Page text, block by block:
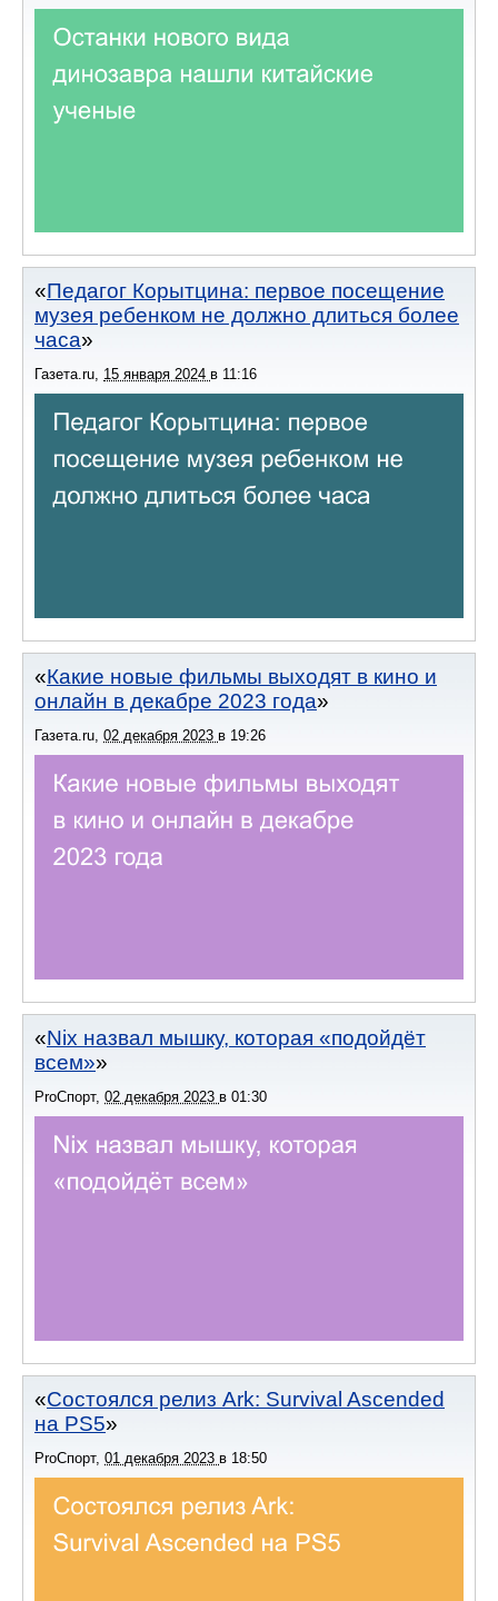
Педагог Корытцина: первое посещение
музея ребенком не должно длиться более
часа
Газета.ru, 15 января 2024 в 11:16
Какие новые фильмы выходят в кино и
онлайн в декабре 2023 года
Газета.ru, 02 декабря 2023 в 19:26
Nix назвал мышку, которая «подойдёт
всем»
ProСпорт, 02 декабря 2023 в 01:30
Состоялся релиз Ark: Survival Ascended
на PS5
ProСпорт, 01 декабря 2023 в 18:50